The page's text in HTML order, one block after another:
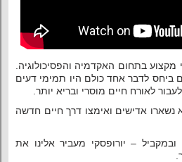
בתחום האקדמיה והפסיכולוגיה.
ביחס לדבר אחד כולם היו תמימי דעים
לאורח חיים מוסרי ובריא יותר.
אדישים ואימצו דרך חיים חדשה
– יורופסקי מעביר אלינו את